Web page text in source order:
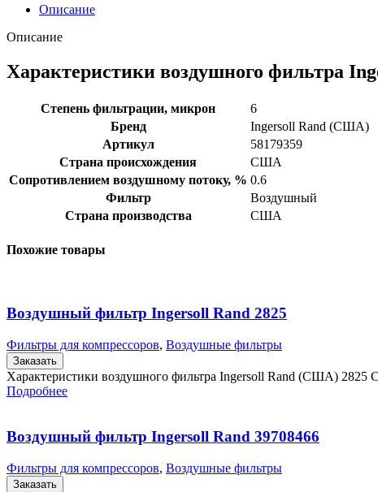
Описание
Описание
Характеристики воздушного фильтра
Степень фильтрации, микрон
6
Бренд
Ingersoll Rand (США)
Артикул
58179359
Страна происхождения
США
Сопротивлением воздушному потоку, % 0.6
Фильтр
Воздушный
Страна производства
США
Похожие товары
Воздушный фильтр Ingersoll Rand 2825
Фильтры для компрессоров, Воздушные фильтры
Заказать
Характеристики воздушного фильтра Ingersoll Rand (США)
Подробнее
Воздушный фильтр Ingersoll Rand 39708466
Фильтры для компрессоров, Воздушные фильтры
Заказать